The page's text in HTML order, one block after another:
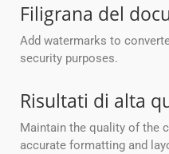
Filigrana del
Add watermarks to
security purposes.
Risultati di alta
Maintain the quality of the
accurate formatting and